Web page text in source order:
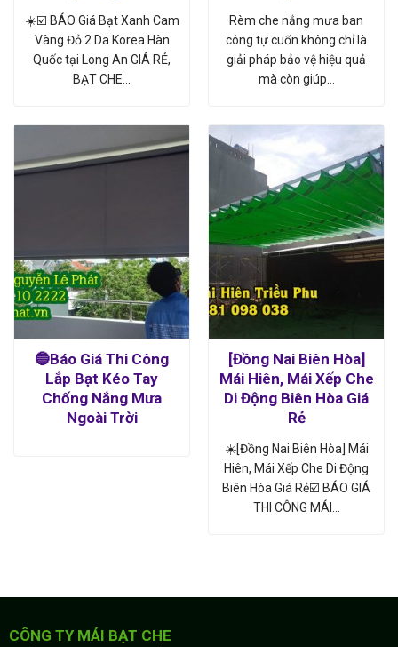
☀️☑️ BÁO Giá Bạt Xanh Cam
Vàng Đỏ 2 Da Korea Hàn
Quốc tại Long An GIÁ RẺ,
BẠT CHE…
Rèm che nắng mưa ban
công tự cuốn không chỉ là
giải pháp bảo vệ hiệu quả
mà còn giúp…
🔵Báo Giá Thi Công
Lắp Bạt Kéo Tay
Chống Nắng Mưa
Ngoài Trời
[Đồng Nai Biên Hòa]
Mái Hiên, Mái Xếp Che
Di Động Biên Hòa Giá
Rẻ
☀️[Đồng Nai Biên Hòa] Mái
Hiên, Mái Xếp Che Di Động
Biên Hòa Giá Rẻ☑️ BÁO GIÁ
THI CÔNG MÁI…
CÔNG TY MÁI BẠT CHE